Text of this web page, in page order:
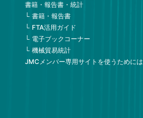
書籍・報告書・統計
書籍・報告書
FTA活用ガイド
電子ブックコーナー
機械貿易統計
JMCメンバー専用サイトを使うためには